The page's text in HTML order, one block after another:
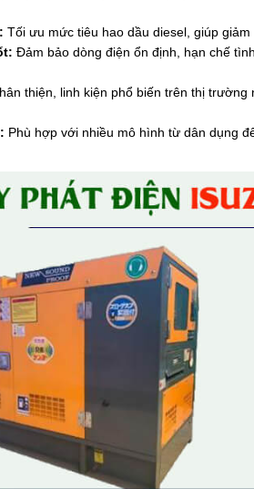
Tối ưu mức tiêu hao dầu diesel, giúp
Đảm bảo dòng điện ổn định, hạn chế
thiện, linh kiện phổ biến trên thị
Phù hợp với nhiều mô hình từ dân dụng